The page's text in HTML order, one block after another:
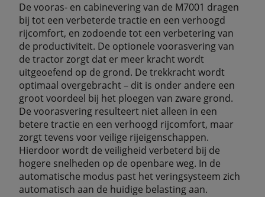
De vooras- en cabinevering van de M7001 dragen
bij tot een verbeterde tractie en een verhoogd
rijcomfort, en zodoende tot een verbetering van
de productiviteit. De optionele voorasvering van
de tractor zorgt dat er meer kracht wordt
uitgeoefend op de grond. De trekkracht wordt
optimaal overgebracht – dit is onder andere een
groot voordeel bij het ploegen van zware grond.
De voorasvering resulteert niet alleen in een
betere tractie en een verhoogd rijcomfort, maar
zorgt tevens voor veilige rijeigenschappen.
Hierdoor wordt de veiligheid verbeterd bij de
hogere snelheden op de openbare weg. In de
automatische modus past het veringsysteem zich
automatisch aan de huidige belasting aan.